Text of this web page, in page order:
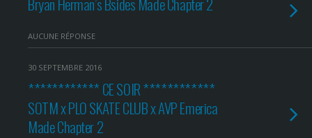
AUCUNE RÉPONSE
30 SEPTEMBRE 2016
************ CE SOIR ************
SOTM x PLO SKATE CLUB x AVP Emerica
Made Chapter 2